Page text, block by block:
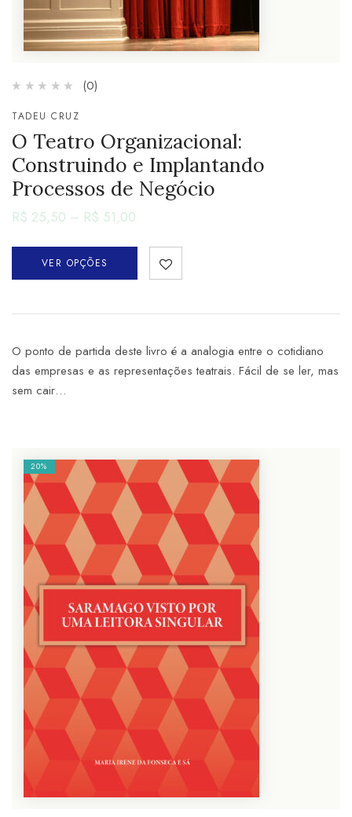
(0)
TADEU CRUZ
O Teatro Organizacional:
Construindo e Implantando
Processos de Negócio
R$ 25,50 – R$ 51,00
VER OPÇÕES
O ponto de partida deste livro é a analogia entre o cotidiano
das empresas e as representações teatrais. Fácil de se ler, mas
sem cair…
20%